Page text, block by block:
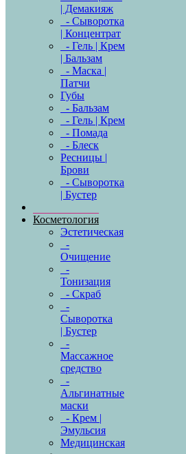
| Демакияж
- Сыворотка
| Концентрат
- Гель | Крем
| Бальзам
- Маска |
Патчи
Губы
- Бальзам
- Гель | Крем
- Помада
- Блеск
Ресницы |
Брови
- Сыворотка
| Бустер
Косметология
Эстетическая
-
Очищение
-
Тонизация
- Скраб
-
Сыворотка
| Бустер
-
Массажное
средство
-
Альгинатные
маски
- Крем |
Эмульсия
Медицинская